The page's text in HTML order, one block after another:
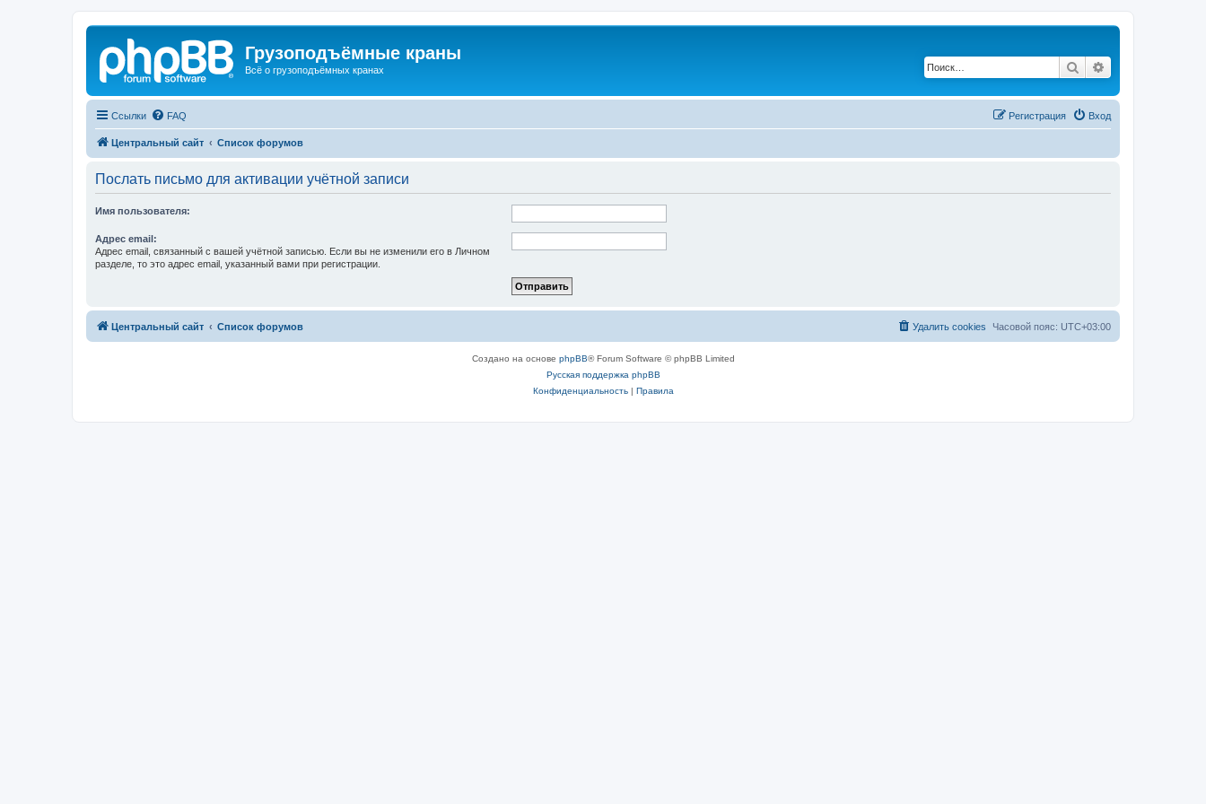
Грузоподъёмные краны
Всё о грузоподъёмных кранах Поиск
Ссылки FAQ Вход
Регистрация
Центральный сайт Список форумов
Послать письмо для активации учётной записи
Имя пользователя:
Адрес email:
Адрес email, связанный с вашей учётной записью. Если вы не изменили его в Личном
разделе, то это адрес email, указанный вами при регистрации.
Центральный сайт Список форумов Часовой пояс: UTC+03:00
Удалить cookies
Создано на основе phpBB® Forum Software © phpBB Limited
Русская поддержка phpBB
Конфиденциальность| Правила